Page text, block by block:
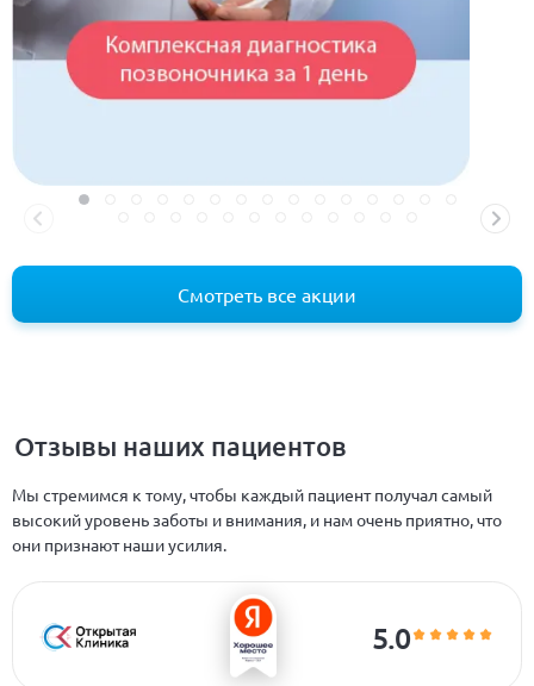
Смотреть все акции
Отзывы наших пациентов
Мы стремимся к тому, чтобы каждый пациент получал самый
высокий уровень заботы и внимания, и нам очень приятно, что
они признают наши усилия.
5.0